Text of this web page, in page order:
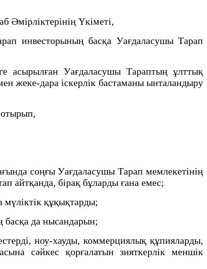
Әмірліктерінің Үкіметі,
инвесторының басқа Уағдаласушы Тарап
асырылған Уағдаласушы Тараптың ұлттық
жеке-дара іскерлік бастаманы ынталандыру
соңғы Уағдаласушы Тарап мемлекетінің
айтқанда, бірақ бұларды ғана емес;
құқықтарды;
да нысандарын;
ноу-хауды, коммерциялық құпияларды,
сәйкес қорғалатын зияткерлік меншік